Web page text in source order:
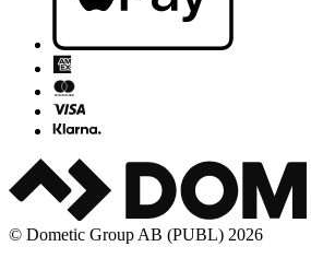
© Dometic Group AB (PUBL) 2026